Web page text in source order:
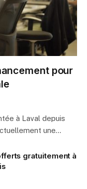
pour
à Laval depuis
une…
gratuitement à